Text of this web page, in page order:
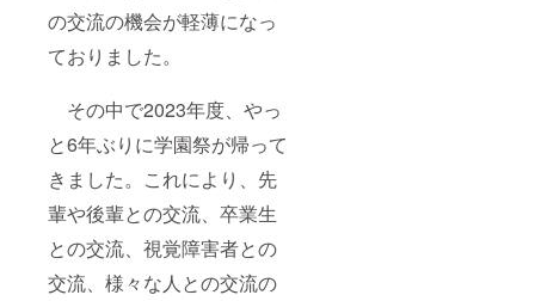
の交流の機会が軽薄になっ
ておりました。
その中で2023年度、やっ
と6年ぶりに学園祭が帰って
きました。これにより、先
輩や後輩との交流、卒業生
との交流、視覚障害者との
交流、様々な人との交流の